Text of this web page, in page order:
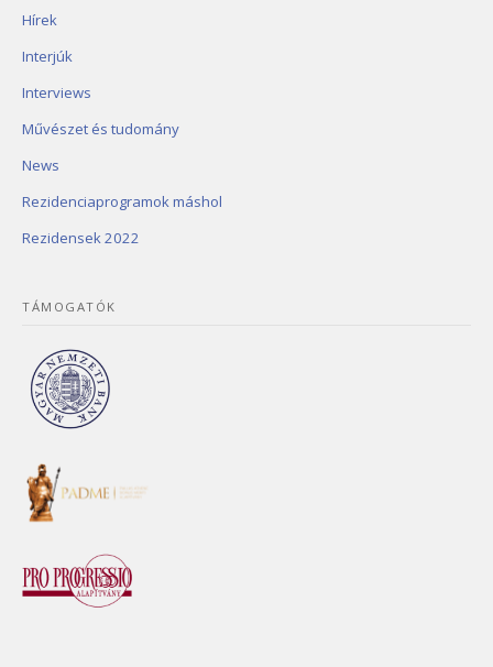
Hírek
Interjúk
Interviews
Művészet és tudomány
News
Rezidenciaprogramok máshol
Rezidensek 2022
TÁMOGATÓK